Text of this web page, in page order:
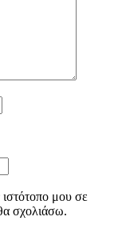
μου σε
σχολιάσω.